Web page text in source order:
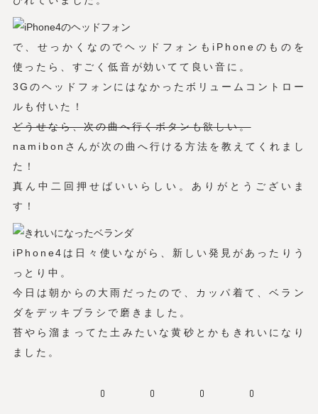
で、せっかくなのでヘッドフォンもiPhoneのものを
使ったら、すごく低音が効いてて良い音に。
3Gのヘッドフォンにはなかったボリュームコントロー
ルも付いた！
どうせなら、次の曲へ行くボタンも欲しい。
namibonさんが次の曲へ行ける方法を教えてくれまし
た！
真ん中二回押せばいいらしい。ありがとうございま
す！
iPhone4は日々使いながら、新しい発見があったりう
っとり中。
今日は朝からの大雨だったので、カッパ着て、ベラン
ダをデッキブラシで磨きました。
苔やら溜まってた土みたいな黄砂とかもきれいになり
ました。
0 0 0 0